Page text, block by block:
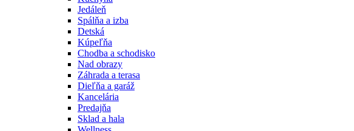
Jedáleň
Spálňa a izba
Detská
Kúpeľňa
Chodba a schodisko
Nad obrazy
Záhrada a terasa
Dieľňa a garáž
Kancelária
Predajňa
Sklad a hala